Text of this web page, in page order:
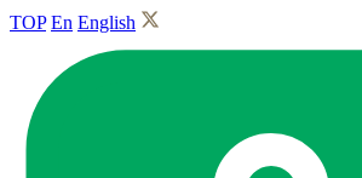
TOP En English